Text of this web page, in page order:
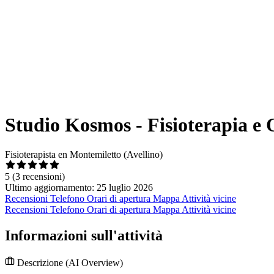
Studio Kosmos - Fisioterapia e
Fisioterapista en Montemiletto (Avellino)
5 (3 recensioni)
Ultimo aggiornamento: 25 luglio 2026
Recensioni Telefono Orari di apertura Mappa Attività vicine
Recensioni Telefono Orari di apertura Mappa Attività vicine
Informazioni sull'attività
Descrizione (AI Overview)